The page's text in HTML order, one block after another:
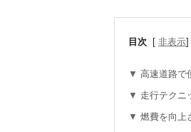
目次 [ 非表示]
高速道路で
走行テクニ
燃費を向上